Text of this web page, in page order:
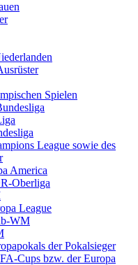
Spielen
League sowie des
America
Oberliga
League
WM
der Pokalsieger
Cups bzw. der Europa